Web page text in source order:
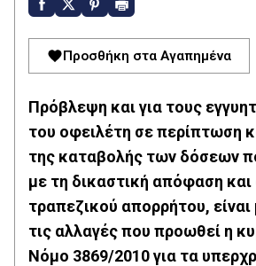
Προσθήκη στα Αγαπημένα
Πρόβλεψη και για τους
του οφειλέτη σε περίπτωση
της καταβολής των δόσεων
με τη δικαστική απόφαση και
τραπεζικού απορρήτου,
τις αλλαγές που προωθεί η
Νόμο 3869/2010 για τα